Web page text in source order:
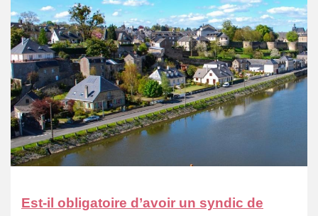
Est-il obligatoire d’avoir un syndic de